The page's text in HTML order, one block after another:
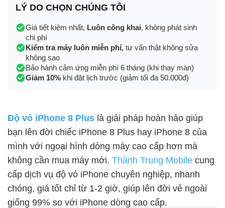
LÝ DO CHỌN CHÚNG TÔI
Giá tiết kiệm nhất, Luôn công khai, không phát sinh
chi phí
Kiểm tra máy luôn miễn phí, tư vấn thật không sửa
không sao
Bảo hành cảm ứng miễn phí 6 tháng (khi thay màn)
Giảm 10% khi đặt lịch trước (giảm tối đa 50.000đ)
Độ vỏ iPhone 8 Plus là giải pháp hoàn hảo giúp
bạn lên đời chiếc iPhone 8 Plus hay iPhone 8 của
mình với ngoại hình dòng máy cao cấp hơn mà
không cần mua máy mới. Thành Trung Mobile cung
cấp dịch vụ độ vỏ iPhone chuyên nghiệp, nhanh
chóng, giá tốt chỉ từ 1-2 giờ, giúp lên đời vẻ ngoài
giống 99% so với iPhone dòng cao cấp.